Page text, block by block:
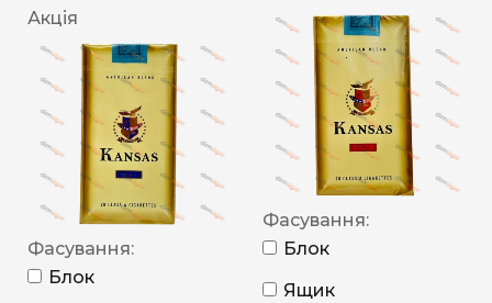
Акція
Фасування:
Блок
Фасування:
Блок
Ящик